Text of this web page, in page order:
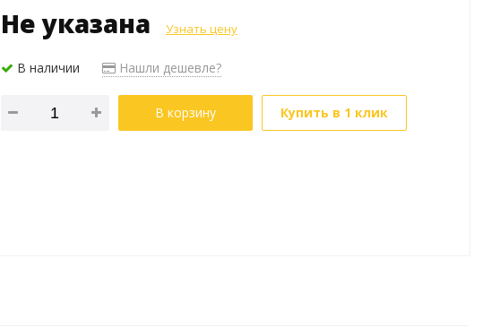
Не указана Узнать цену
В наличии Нашли дешевле?
В корзину Купить в 1 клик